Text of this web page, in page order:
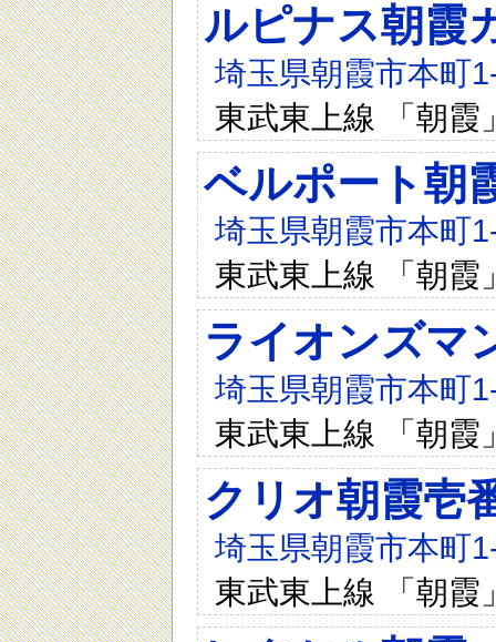
ルピナス朝霞
埼玉県朝霞市本町
東武東上線 「朝霞
ベルポート朝
埼玉県朝霞市本町
東武東上線 「朝霞
ライオンズマ
埼玉県朝霞市本町
東武東上線 「朝霞
クリオ朝霞壱
埼玉県朝霞市本町
東武東上線 「朝霞